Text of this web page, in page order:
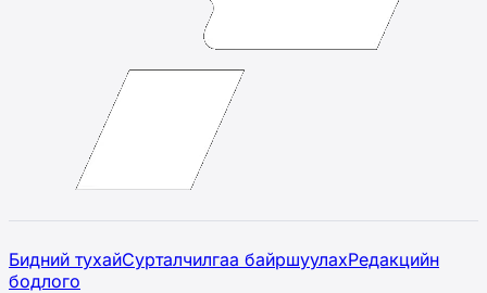
Бидний тухайСурталчилгаа байршуулахРедакцийн
бодлого